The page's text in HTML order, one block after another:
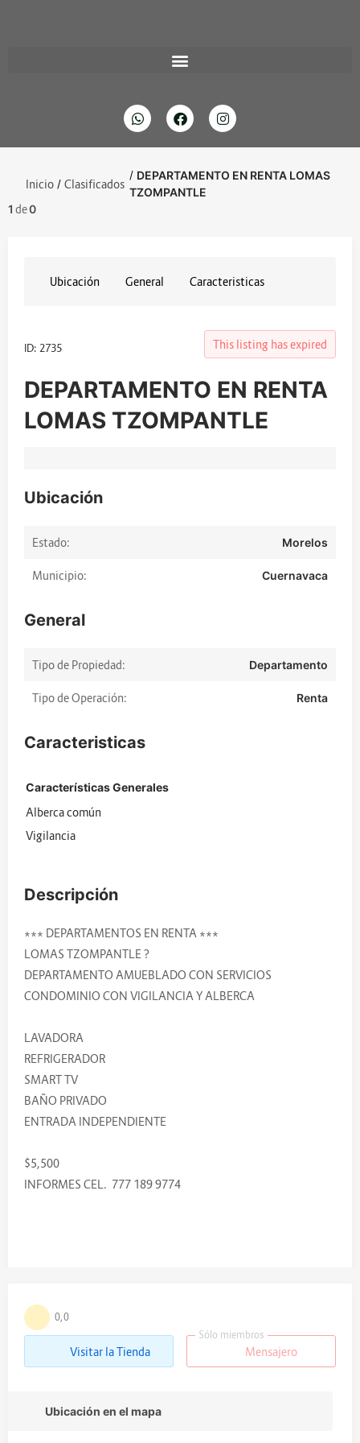
Inicio / Clasificados
/ DEPARTAMENTO EN RENTA LOMAS
TZOMPANTLE
1 de0
Ubicación General Caracteristicas
ID: 2735 This listing has expired
DEPARTAMENTO EN RENTA
LOMAS TZOMPANTLE
Ubicación
Estado: Morelos
Municipio: Cuernavaca
General
Tipo de Propiedad: Departamento
Tipo de Operación: Renta
Caracteristicas
Características Generales
Alberca común
Vigilancia
Descripción
*** DEPARTAMENTOS EN RENTA ***
LOMAS TZOMPANTLE ?
DEPARTAMENTO AMUEBLADO CON SERVICIOS
CONDOMINIO CON VIGILANCIA Y ALBERCA
LAVADORA
REFRIGERADOR
SMART TV
BAÑO PRIVADO
ENTRADA INDEPENDIENTE
$5,500
INFORMES CEL. 777 189 9774
0,0
Visitar la Tienda
Sólo miembros
Mensajero
Ubicación en el mapa